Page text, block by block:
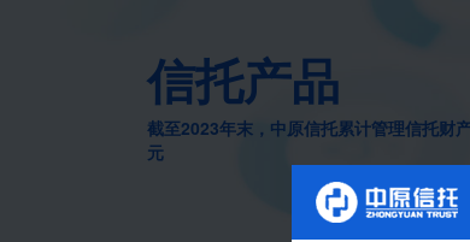
信托产品
截至2023年末，中原信托累计管理信托财
元